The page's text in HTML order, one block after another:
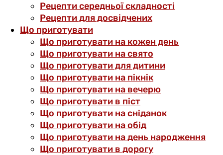
Рецепти середньої складності
Рецепти для досвідчених
Що приготувати
Що приготувати на кожен день
Що приготувати на свято
Що приготувати для дитини
Що приготувати на пікнік
Що приготувати на вечерю
Що приготувати в піст
Що приготувати на сніданок
Що приготувати на обід
Що приготувати на день народження
Що приготувати в дорогу